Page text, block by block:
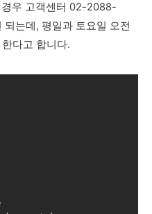
우 고객센터 02-2088-
는데, 평일과 토요일 오전
다고 합니다.